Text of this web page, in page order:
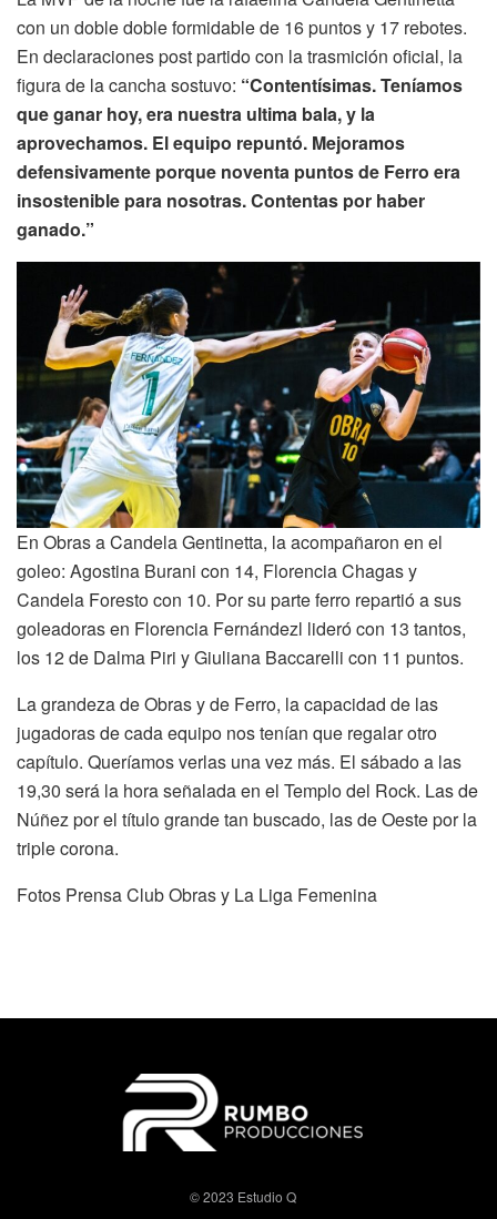
con un doble doble formidable de 16 puntos y 17 rebotes.
En declaraciones post partido con la trasmición oficial, la
figura de la cancha sostuvo: “Contentísimas. Teníamos
que ganar hoy, era nuestra ultima bala, y la
aprovechamos. El equipo repuntó. Mejoramos
defensivamente porque noventa puntos de Ferro era
insostenible para nosotras. Contentas por haber
ganado.”
En Obras a Candela Gentinetta, la acompañaron en el
goleo: Agostina Burani con 14, Florencia Chagas y
Candela Foresto con 10. Por su parte ferro repartió a sus
goleadoras en Florencia Fernándezl lideró con 13 tantos,
los 12 de Dalma Piri y Giuliana Baccarelli con 11 puntos.
La grandeza de Obras y de Ferro, la capacidad de las
jugadoras de cada equipo nos tenían que regalar otro
capítulo. Queríamos verlas una vez más. El sábado a las
19,30 será la hora señalada en el Templo del Rock. Las de
Núñez por el título grande tan buscado, las de Oeste por la
triple corona.
Fotos Prensa Club Obras y La Liga Femenina
© 2023 Estudio Q